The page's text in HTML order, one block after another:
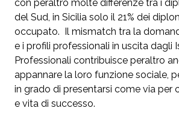
con peraltro molte differenze tra i
del Sud, in Sicilia solo il 21% dei
occupato. Il mismatch tra la
e i profili professionali in uscita dagli
Professionali contribuisce peraltro
appannare la loro funzione sociale,
in grado di presentarsi come via per
e vita di successo.